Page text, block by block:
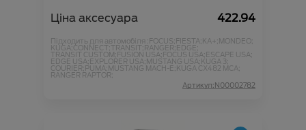
Ціна аксесуара 422.94
Підходить для автомобіля :FOCUS;FIESTA;KA+;MONDEO;
KUGA;CONNECT;TRANSIT;RANGER;EDGE;
TRANSIT CUSTOM;FUSION USA;FOCUS USA;ESCAPE USA;
EDGE USA;EXPLORER USA;MUSTANG USA;KUGA 3;
COURIER;PUMA;MUSTANG MACH-E;KUGA CX482 MCA;
RANGER RAPTOR;
Артикул:N00002782